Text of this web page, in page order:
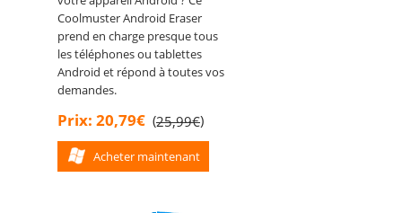
Coolmuster Android Eraser
prend en charge presque tous
les téléphones ou tablettes
Android et répond à toutes vos
demandes.
Prix: 20,79€ (25,99€)
Acheter maintenant